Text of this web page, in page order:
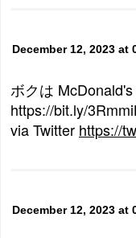
December 12, 2023 at
ボクは
https://bit.ly/
via Twitter https://
December 12, 2023 at